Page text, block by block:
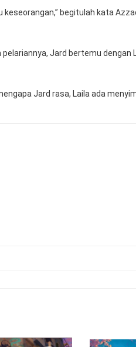
begitulah kata
Jard bertemu dengan
Jard rasa, Laila ada